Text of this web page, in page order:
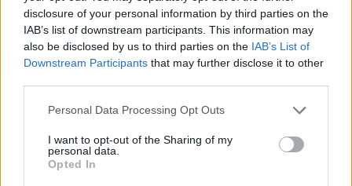
disclosure of your personal information by third parties on the
IAB’s list of downstream participants. This information may
also be disclosed by us to third parties on the IAB’s List of
Downstream Participants that may further disclose it to other
Personal Data Processing Opt Outs
I want to opt-out of the Sharing of my
personal data.
Opted In
Αραβία: Κάθε μήνα
επαναξιολογείται η
και επτά